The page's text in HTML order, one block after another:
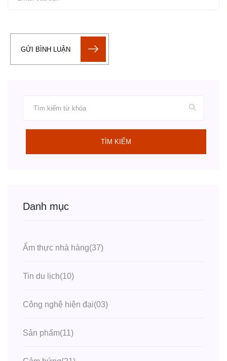
GỬI BÌNH LUẬN
TÌM KIẾM
Danh mục
Ẩm thực nhà hàng(37)
Tin du lịch(10)
Công nghệ hiện đại(03)
Sản phẩm(11)